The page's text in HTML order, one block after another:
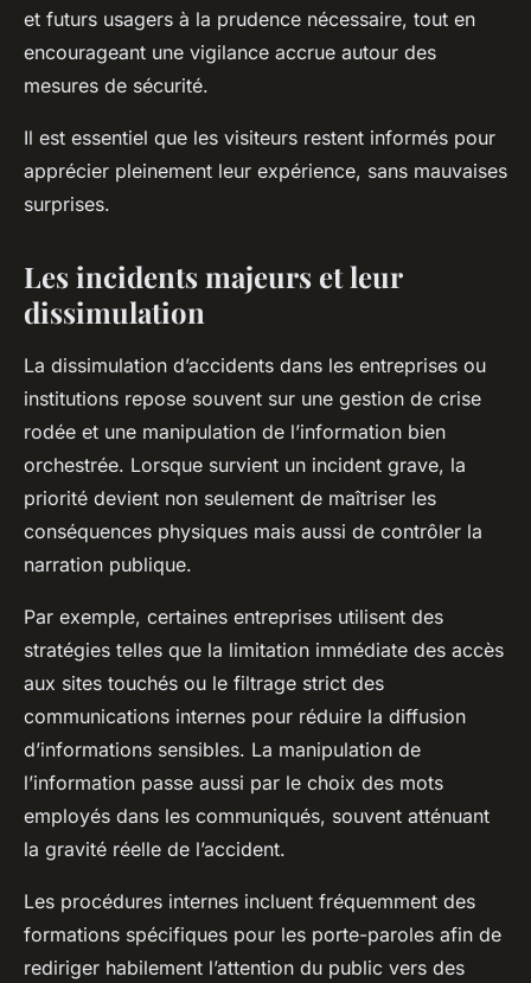
et futurs usagers à la prudence nécessaire, tout en
encourageant une vigilance accrue autour des
mesures de sécurité.
Il est essentiel que les visiteurs restent informés pour
apprécier pleinement leur expérience, sans mauvaises
surprises.
Les incidents majeurs et leur
dissimulation
La dissimulation d’accidents dans les entreprises ou
institutions repose souvent sur une gestion de crise
rodée et une manipulation de l’information bien
orchestrée. Lorsque survient un incident grave, la
priorité devient non seulement de maîtriser les
conséquences physiques mais aussi de contrôler la
narration publique.
Par exemple, certaines entreprises utilisent des
stratégies telles que la limitation immédiate des accès
aux sites touchés ou le filtrage strict des
communications internes pour réduire la diffusion
d’informations sensibles. La manipulation de
l’information passe aussi par le choix des mots
employés dans les communiqués, souvent atténuant
la gravité réelle de l’accident.
Les procédures internes incluent fréquemment des
formations spécifiques pour les porte-paroles afin de
rediriger habilement l’attention du public vers des